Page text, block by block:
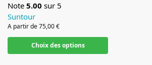
Note 5.00 sur 5
Suntour
A partir de75,00€
Choix des options